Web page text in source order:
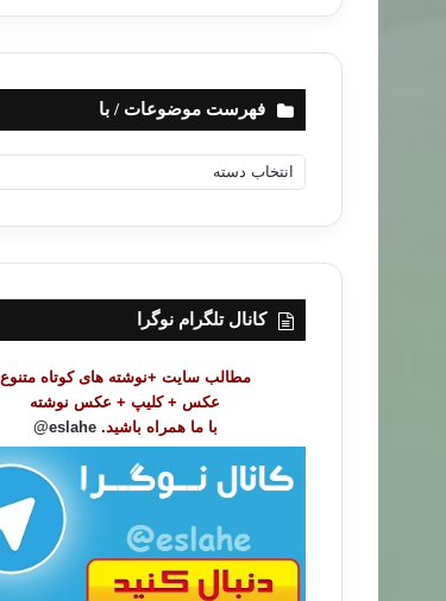
فهرست موضوعات / با
ه
ت
ض
کانال تلگرام نوگرا
مطالب سایت +نوشته های کوتاه متنوع
عکس + کلیپ + عکس نوشته
با ما همراه باشید. eslahe@